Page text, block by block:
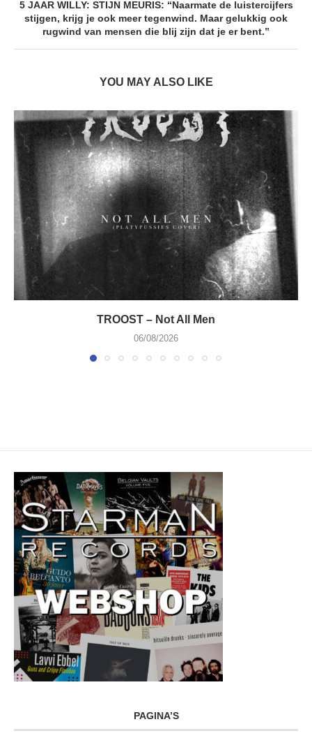
5 JAAR WILLY: STIJN MEURIS: “Naarmate de luistercijfers
stijgen, krijg je ook meer tegenwind. Maar gelukkig ook
rugwind van mensen die blij zijn dat je er bent.”
YOU MAY ALSO LIKE
TROOST – Not All Men
06/08/2026
PAGINA’S